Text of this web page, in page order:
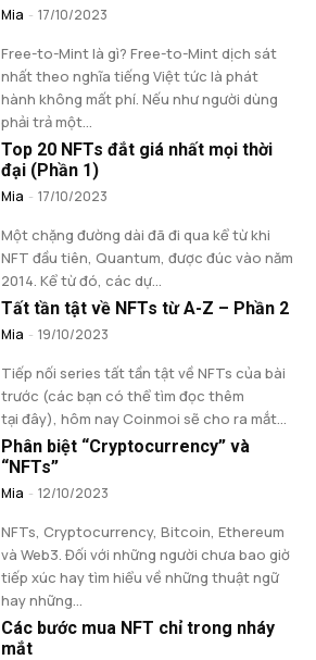
Mia - 17/10/2023
Free-to-Mint là gì? Free-to-Mint dịch sát
nhất theo nghĩa tiếng Việt tức là phát
hành không mất phí. Nếu như người dùng
phải trả một...
Top 20 NFTs đắt giá nhất mọi thời
đại (Phần 1)
Mia - 17/10/2023
Một chặng đường dài đã đi qua kể từ khi
NFT đầu tiên, Quantum, được đúc vào năm
2014. Kể từ đó, các dự...
Tất tần tật về NFTs từ A-Z – Phần 2
Mia - 19/10/2023
Tiếp nối series tất tần tật về NFTs của bài
trước (các bạn có thể tìm đọc thêm
tại đây), hôm nay Coinmoi sẽ cho ra mắt...
Phân biệt “Cryptocurrency” và
“NFTs”
Mia - 12/10/2023
NFTs, Cryptocurrency, Bitcoin, Ethereum
và Web3. Đối với những người chưa bao giờ
tiếp xúc hay tìm hiểu về những thuật ngữ
hay những...
Các bước mua NFT chỉ trong nháy
mắt